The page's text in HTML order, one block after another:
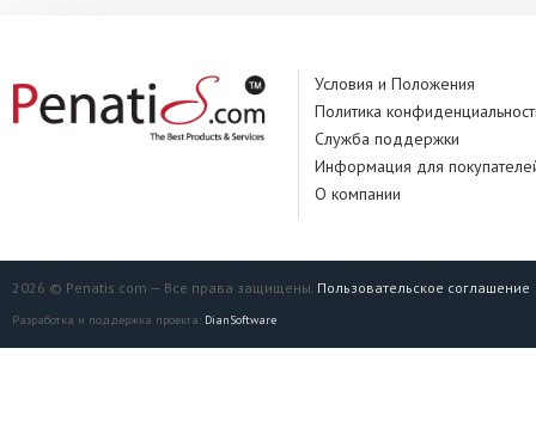
Условия и Положения
Политика
Служба поддержки
Информация для
О компании
2026 © Penatis.com — Все права защищены. Пользовательское соглашение
Разработка и поддержка проекта: DianSoftware